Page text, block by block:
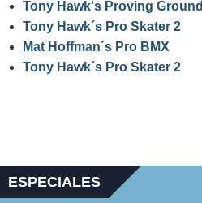
Tony Hawk's Proving Ground
Tony Hawk´s Pro Skater 2
Mat Hoffman´s Pro BMX
Tony Hawk´s Pro Skater 2
ESPECIALES